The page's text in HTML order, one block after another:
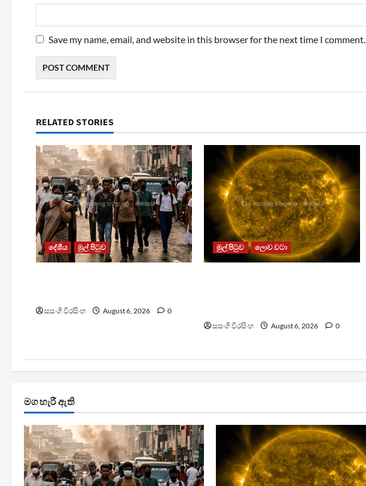
Save my name, email, and website in this browser for the next time I comment.
RELATED STORIES
දේශීය මුල් පිටුව
සසංගි වීරසිංහ August 6, 2026 0
මුල් පිටුව ලොව වටා
සසංගි වීරසිංහ August 6, 2026 0
මග හැරී ඇති